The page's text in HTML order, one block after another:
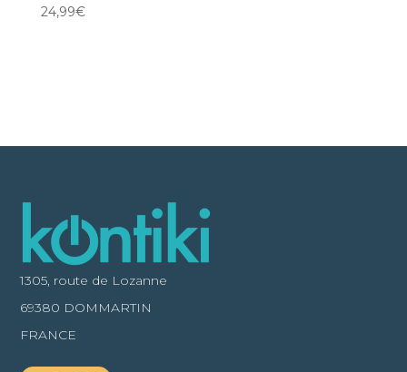
24,99€
1305, route de Lozanne
69380 DOMMARTIN
FRANCE